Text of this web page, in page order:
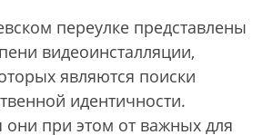
переулке представлены
видеоинсталляции,
являются поиски
идентичности.
они при этом от важных для